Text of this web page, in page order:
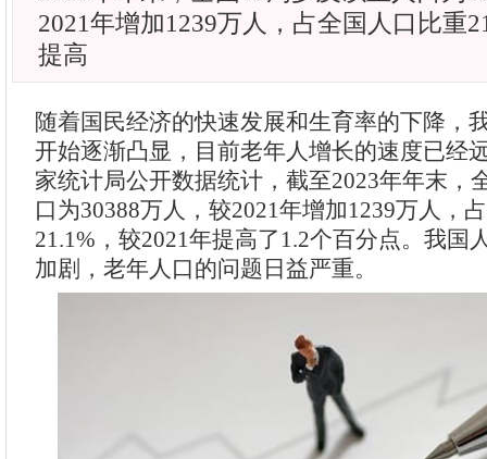
2021年增加1239万人，占全国人口比重
提高
随着国民经济的快速发展和生育率的下降，
开始逐渐凸显，目前老年人增长的速度已经
家统计局公开数据统计，截至2023年年末，
口为30388万人，较2021年增加1239万人，
21.1%，较2021年提高了1.2个百分点。我国
加剧，老年人口的问题日益严重。